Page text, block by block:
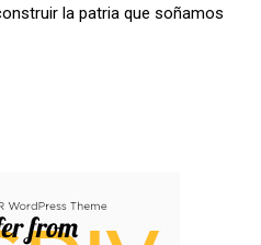
la patria que soñamos